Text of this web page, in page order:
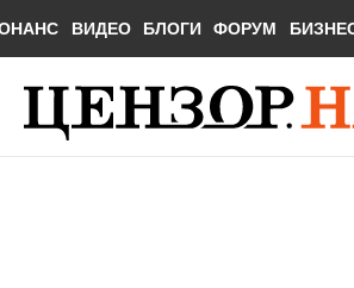
ВИДЕО БЛОГИ ФОРУМ